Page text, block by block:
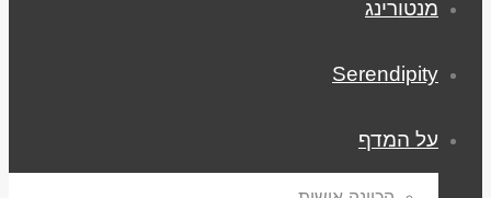
מנטורינג
Serendipity
על המדף